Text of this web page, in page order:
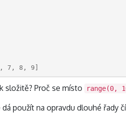
7, 8, 9]
složitě? Proč se místo range(0,
dá použít na opravdu dlouhé řady